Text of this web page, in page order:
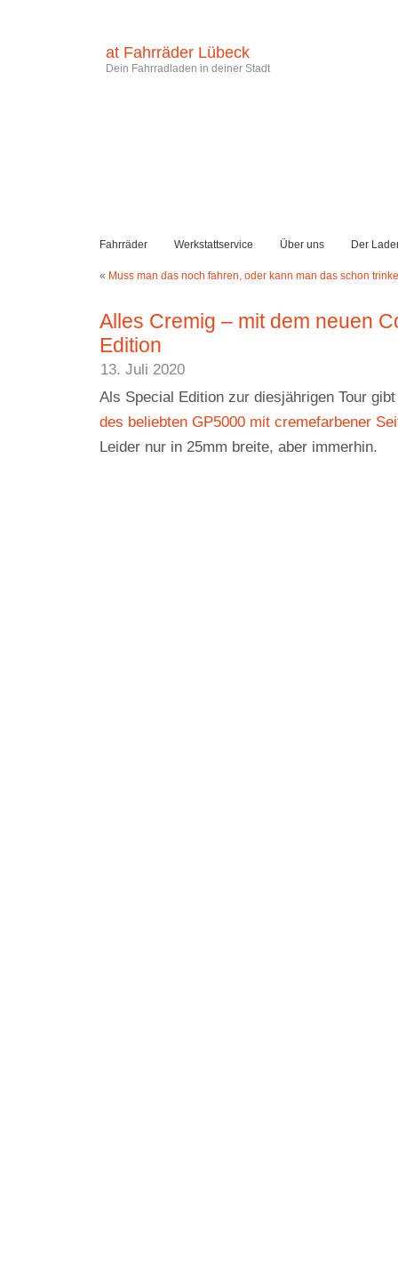
at Fahrräder Lübeck
Dein Fahrradladen in deiner Stadt
Fahrräder Werkstattservice Über uns Der
« Muss man das noch fahren, oder kann man das schon
Alles Cremig – mit dem neuen
Edition
13. Juli 2020
Als Special Edition zur diesjährigen Tour
des beliebten GP5000 mit cremefarbener
Leider nur in 25mm breite, aber immerhin.